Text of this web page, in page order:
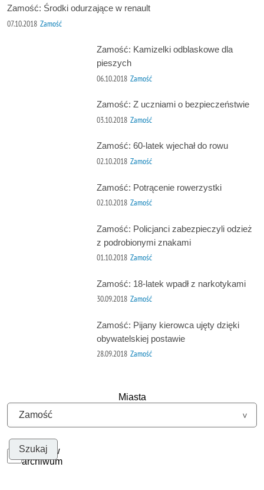
Zamość: Środki odurzające w renault
07.10.2018 Zamość
Zamość: Kamizelki odblaskowe dla
pieszych
06.10.2018 Zamość
Zamość: Z uczniami o bezpieczeństwie
03.10.2018 Zamość
Zamość: 60-latek wjechał do rowu
02.10.2018 Zamość
Zamość: Potrącenie rowerzystki
02.10.2018 Zamość
Zamość: Policjanci zabezpieczyli odzież
z podrobionymi znakami
01.10.2018 Zamość
Zamość: 18-latek wpadł z narkotykami
30.09.2018 Zamość
Zamość: Pijany kierowca ujęty dzięki
obywatelskiej postawie
28.09.2018 Zamość
Miasta
Szukaj w
archiwum